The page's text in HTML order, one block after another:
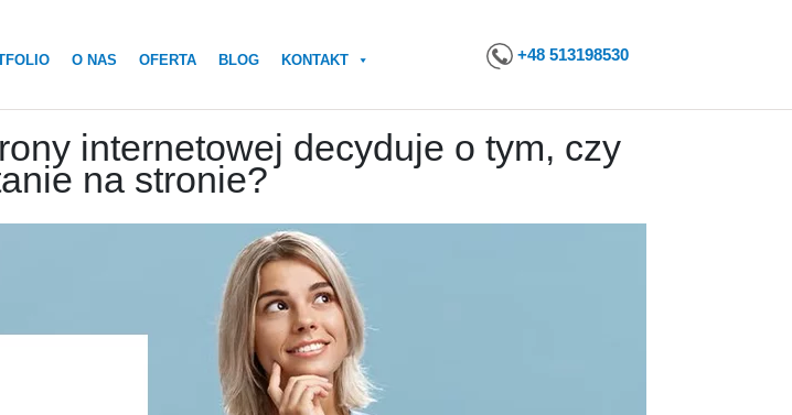
O NAS OFERTA BLOG KONTAKT +48 513198530
internetowej decyduje o tym, czy
na stronie?